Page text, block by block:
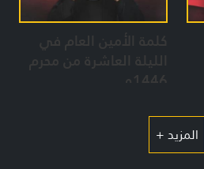
كلمة الأمين العام في
الليلة العاشرة من محرم
1446ه
المزيد +